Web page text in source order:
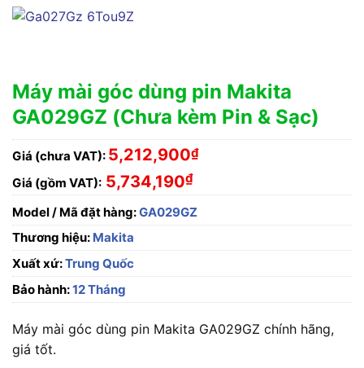
Máy mài góc dùng pin Makita
GA029GZ (Chưa kèm Pin & Sạc)
Giá (chưa VAT): 5,212,900₫
Giá (gồm VAT): 5,734,190₫
Model / Mã đặt hàng:GA029GZ
Thương hiệu: Makita
Xuất xứ:Trung Quốc
Bảo hành:12 Tháng
Máy mài góc dùng pin Makita GA029GZ chính hãng,
giá tốt.